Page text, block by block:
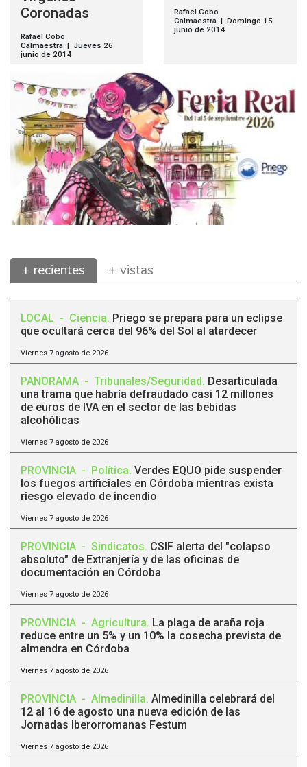
Coronadas
Rafael Cobo
Calmaestra | Jueves 26
junio de 2014
Rafael Cobo
Calmaestra | Domingo 15
junio de 2014
+ recientes + vistas
LOCAL - Ciencia. Priego se prepara para un eclipse
que ocultará cerca del 96% del Sol al atardecer
Viernes 7 agosto de 2026
PANORAMA - Tribunales/Seguridad. Desarticulada
una trama que habría defraudado casi 12 millones
de euros de IVA en el sector de las bebidas
alcohólicas
Viernes 7 agosto de 2026
PROVINCIA - Política. Verdes EQUO pide suspender
los fuegos artificiales en Córdoba mientras exista
riesgo elevado de incendio
Viernes 7 agosto de 2026
PROVINCIA - Sindicatos. CSIF alerta del "colapso
absoluto" de Extranjería y de las oficinas de
documentación en Córdoba
Viernes 7 agosto de 2026
PROVINCIA - Agricultura. La plaga de araña roja
reduce entre un 5% y un 10% la cosecha prevista de
almendra en Córdoba
Viernes 7 agosto de 2026
PROVINCIA - Almedinilla. Almedinilla celebrará del
12 al 16 de agosto una nueva edición de las
Jornadas Iberorromanas Festum
Viernes 7 agosto de 2026